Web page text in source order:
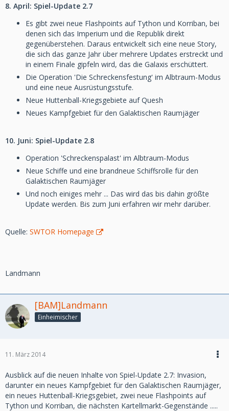
8. April: Spiel-Update 2.7
Es gibt zwei neue Flashpoints auf Tython und Korriban, bei
denen sich das Imperium und die Republik direkt
gegenüberstehen. Daraus entwickelt sich eine neue Story,
die sich das ganze Jahr über mehrere Updates erstreckt und
in einem Finale gipfeln wird, das die Galaxis erschüttert.
Die Operation 'Die Schreckensfestung' im Albtraum-Modus
und eine neue Ausrüstungsstufe.
Neue Huttenball-Kriegsgebiete auf Quesh
Neues Kampfgebiet für den Galaktischen Raumjäger
10. Juni: Spiel-Update 2.8
Operation 'Schreckenspalast' im Albtraum-Modus
Neue Schiffe und eine brandneue Schiffsrolle für den
Galaktischen Raumjäger
Und noch einiges mehr ... Das wird das bis dahin größte
Update werden. Bis zum Juni erfahren wir mehr darüber.
Quelle: SWTOR Homepage
Landmann
[BAM]Landmann
Einheimischer
11. März 2014
Ausblick auf die neuen Inhalte von Spiel-Update 2.7: Invasion,
darunter ein neues Kampfgebiet für den Galaktischen Raumjäger,
ein neues Huttenball-Kriegsgebiet, zwei neue Flashpoints auf
Tython und Korriban, die nächsten Kartellmarkt-Gegenstände .....